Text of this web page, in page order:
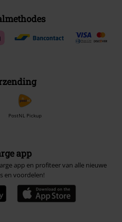
PostNL Pickup
app
app en profiteer van alle nieuwe
en voordelen!